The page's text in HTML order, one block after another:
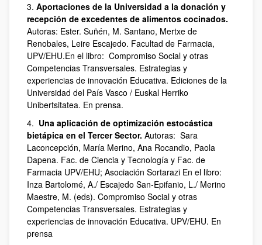
3. Aportaciones de la Universidad a la donación y
recepción de excedentes de alimentos cocinados.
Autoras: Ester. Suñén, M. Santano, Mertxe de
Renobales, Leire Escajedo. Facultad de Farmacia,
UPV/EHU.En el libro: Compromiso Social y otras
Competencias Transversales. Estrategias y
experiencias de innovación Educativa. Ediciones de la
Universidad del País Vasco / Euskal Herriko
Unibertsitatea. En prensa.
4. Una aplicación de optimización estocástica
bietápica en el Tercer Sector. Autoras: Sara
Laconcepción, María Merino, Ana Rocandio, Paola
Dapena. Fac. de Ciencia y Tecnología y Fac. de
Farmacia UPV/EHU; Asociación Sortarazi En el libro:
Inza Bartolomé, A./ Escajedo San-Epifanio, L./ Merino
Maestre, M. (eds). Compromiso Social y otras
Competencias Transversales. Estrategias y
experiencias de innovación Educativa. UPV/EHU. En
prensa